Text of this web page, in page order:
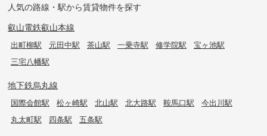
人気の路線・駅から賃貸物件を探す
叡山電鉄叡山本線
出町柳駅 元田中駅 茶山駅 一乗寺駅 修学院駅
宝ヶ池駅
三宅八幡駅
地下鉄烏丸線
国際会館駅 松ヶ崎駅 北山駅 北大路駅 鞍馬口駅
今出川駅
丸太町駅
四条駅 五条駅